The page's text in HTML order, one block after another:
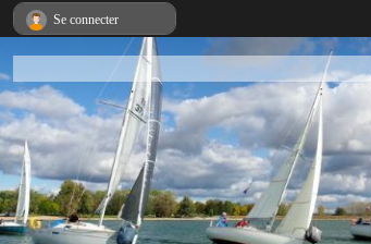
Se connecter
Panneau de gestion des cookies